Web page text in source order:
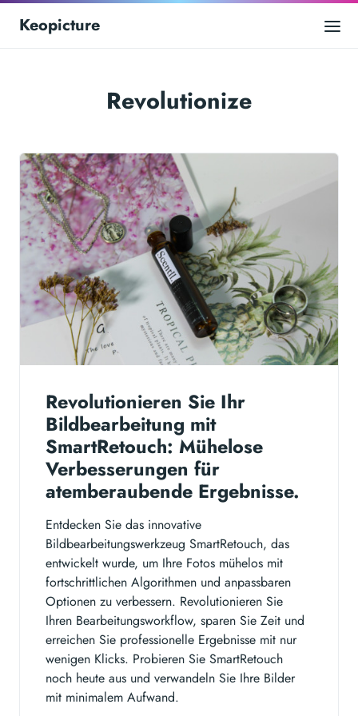
Keopicture
Revolutionize
Revolutionieren Sie Ihr
Bildbearbeitung mit
SmartRetouch: Mühelose
Verbesserungen für
atemberaubende Ergebnisse.
Entdecken Sie das innovative
Bildbearbeitungswerkzeug SmartRetouch, das
entwickelt wurde, um Ihre Fotos mühelos mit
fortschrittlichen Algorithmen und anpassbaren
Optionen zu verbessern. Revolutionieren Sie
Ihren Bearbeitungsworkflow, sparen Sie Zeit und
erreichen Sie professionelle Ergebnisse mit nur
wenigen Klicks. Probieren Sie SmartRetouch
noch heute aus und verwandeln Sie Ihre Bilder
mit minimalem Aufwand.